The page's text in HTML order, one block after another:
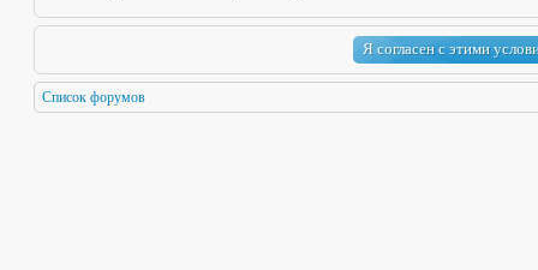
Список форумов